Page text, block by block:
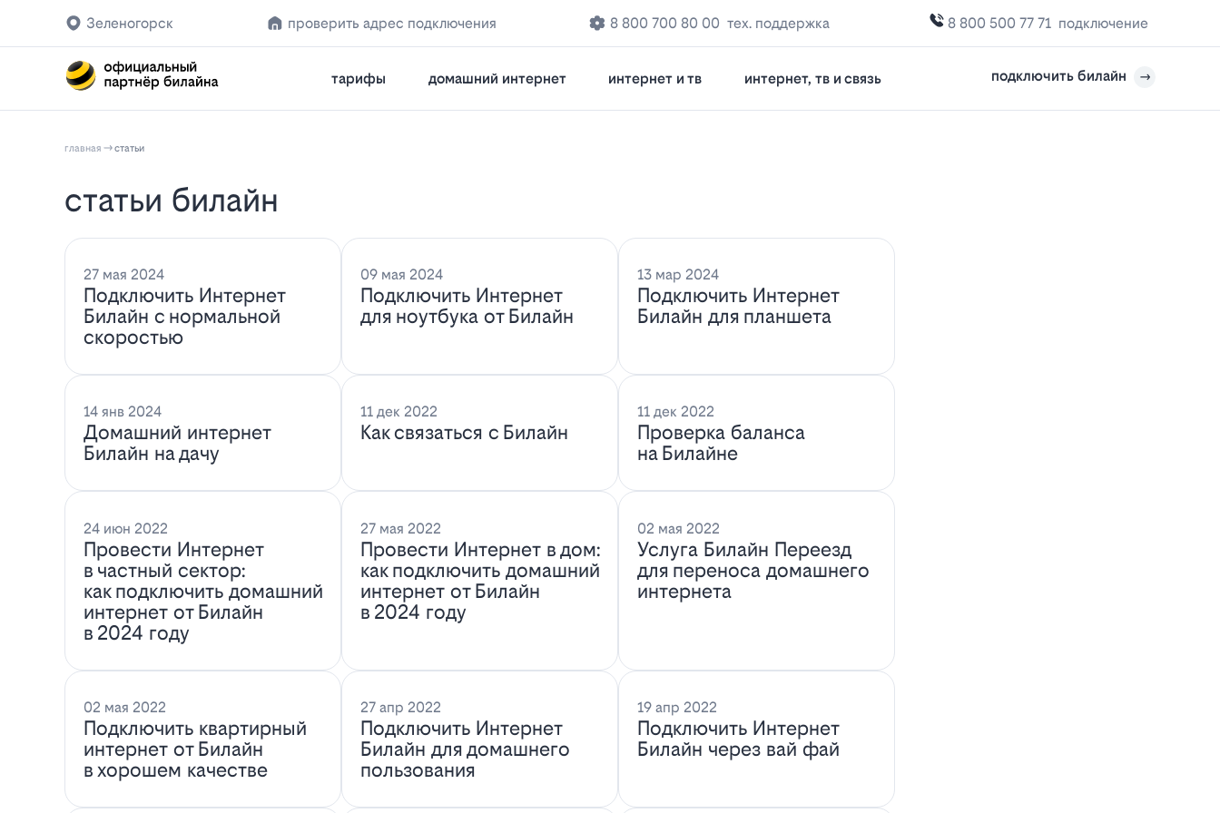
Зеленогорск проверить адрес подключения 8 800 700 80 00 тех. поддержка 8 800 500 77 71 подключение
тарифы домашний интернет интернет и тв интернет, тв и связь подключить билайн
главная статьи
статьи билайн
27 мая 2024
Подключить Интернет
Билайн с нормальной
скоростью
09 мая 2024
Подключить Интернет
для ноутбука от Билайн
13 мар 2024
Подключить Интернет
Билайн для планшета
14 янв 2024
Домашний интернет
Билайн на дачу
11 дек 2022
Как связаться с Билайн
11 дек 2022
Проверка баланса
на Билайне
24 июн 2022
Провести Интернет
в частный сектор:
как подключить домашний
интернет от Билайн
в 2024 году
27 мая 2022
Провести Интернет в дом:
как подключить домашний
интернет от Билайн
в 2024 году
02 мая 2022
Услуга Билайн Переезд
для переноса домашнего
интернета
02 мая 2022
Подключить квартирный
интернет от Билайн
в хорошем качестве
27 апр 2022
Подключить Интернет
Билайн для домашнего
пользования
19 апр 2022
Подключить Интернет
Билайн через вай фай